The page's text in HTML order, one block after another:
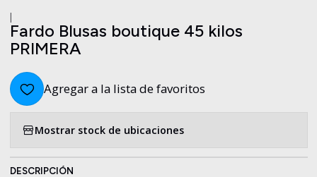
Fardo Blusas boutique 45 kilos
PRIMERA
Agregar a la lista de favoritos
Mostrar stock de ubicaciones
DESCRIPCIÓN